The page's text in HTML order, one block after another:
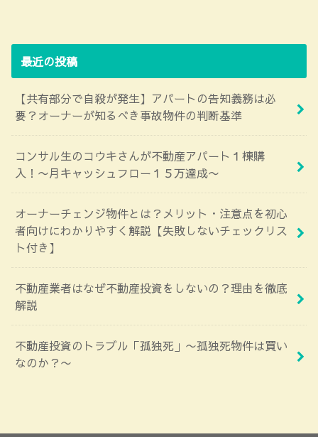
最近の投稿
【共有部分で自殺が発生】アパートの告知義務は必
要？オーナーが知るべき事故物件の判断基準
コンサル生のコウキさんが不動産アパート１棟購
入！〜月キャッシュフロー１５万達成〜
オーナーチェンジ物件とは？メリット・注意点を初心
者向けにわかりやすく解説【失敗しないチェックリス
ト付き】
不動産業者はなぜ不動産投資をしないの？理由を徹底
解説
不動産投資のトラブル「孤独死」〜孤独死物件は買い
なのか？〜